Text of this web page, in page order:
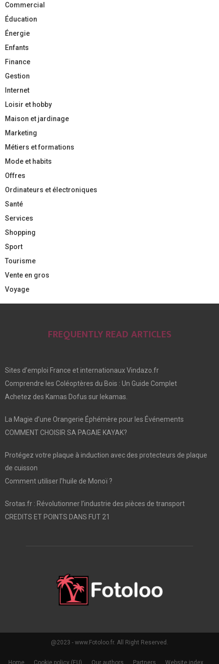
Commercial
Éducation
Énergie
Enfants
Finance
Gestion
Internet
Loisir et hobby
Maison et jardinage
Marketing
Métiers et formations
Mode et habits
Offres
Ordinateurs et électroniques
Santé
Services
Shopping
Sport
Tourisme
Vente en gros
Voyage
FREQUENTLY READ ARTICLES
Sites d’emploi France et internationaux Vindazo.fr
Comprendre les Coléoptères du Bois : Un Guide Complet
Achetez des Kamas Dofus sur lekamas.
La Magie d’une Orangerie Éphémère pour les Événements
COMMENT CHOISIR SA PAGAIE KAYAK?
Protégez votre plaque à induction avec des protecteurs de plaque
de cuisson
Comment utiliser l’huile de Monoï ?
Srotas.fr : Révolutionner l’industrie des pièces de transport
CREDITS ET POINTS DANS FUT 21
@2023 - www.Fotoloo.fr. All Right Reserved.